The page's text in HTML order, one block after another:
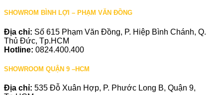
SHOWROM BÌNH LỢI – PHẠM VĂN ĐỒNG
Địa chỉ: Số 615 Phạm Văn Đồng, P. Hiệp Bình Chánh, Q.
Thủ Đức, Tp.HCM
Hotline: 0824.400.400
SHOWROOM QUẬN 9 –HCM
Địa chỉ: 535 Đỗ Xuân Hợp, P. Phước Long B, Quận 9,